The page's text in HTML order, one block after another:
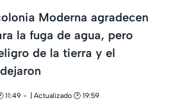
Moderna agradecen
la fuga de agua, pero
de la tierra y el
11:49
| Actualizado 🕑 19:59